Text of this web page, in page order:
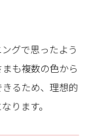
グで思ったよう
も複数の色から
るため、理想的
ります。